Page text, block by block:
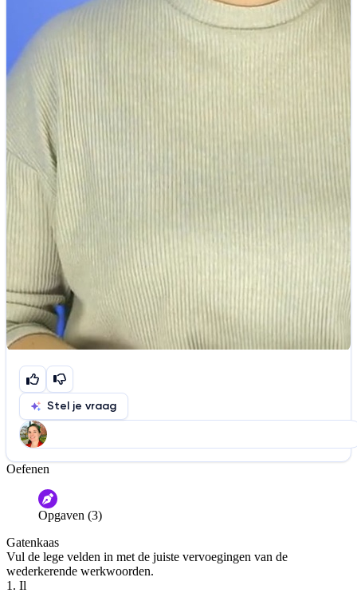
Stel je vraag
Help ons de video te verbeteren
De audio is slecht
Informatie is onjuist
De docent is te langdradig
De uitleg gaat te langzaam
Oefenen
Opgaven (3)
Gatenkaas
Vul de lege velden in met de juiste vervoegingen van de
wederkerende werkwoorden.
1. Il